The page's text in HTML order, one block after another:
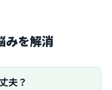
みを解消
夫？